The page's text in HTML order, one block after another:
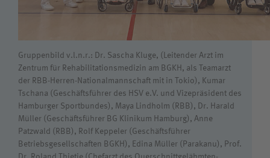
Wie können wir Ihnen helfen?
Suchwert
Gruppenbild v.l.n.r.: Dr. Sascha Kluge, (Leitender Arzt im
Zentrum für Rehabilitationsmedizin am BGKH, als Teamarzt
der RBB-Herren-Nationalmannschaft mit in Tokio), Kumar
Tschana (Geschäftsführer des HSV e.V. und Vizepräsident des
Hamburger Sportbundes), Maya Lindholm (RBB), Dr. Harald
Müller (Geschäftsführer BG Klinikum Hamburg), Anne
Patzwald (RBB), Rolf Keppeler (Geschäftsführer
Betriebsgesellschaften BGKH), Edina Müller (Parakanu), Prof.